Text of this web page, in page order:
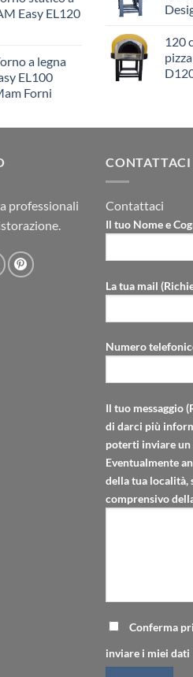
Easy EL120
a legna
EL100
Forni
120
professionali
CONTATTACI
Contattaci
Il tuo Nome e
La tua mail
Numero
Il tuo messaggio
di darci più
poterti inviare
Eventualmente
della tua località,
comprensivo
Conferma
inviare i miei dati